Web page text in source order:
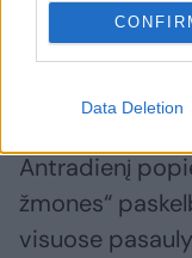
Data Deletion
paskelbti
išsakė viltį dėl
Antradienį
žmones“
visuose